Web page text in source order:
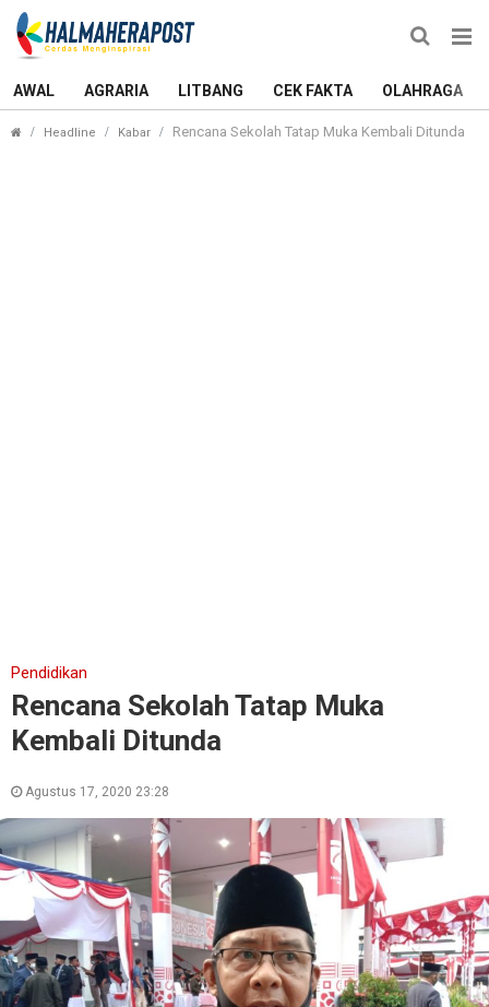
AWAL AGRARIA LITBANG CEK FAKTA OLAHRAGA
Headline Kabar Rencana Sekolah Tatap Muka Kembali Ditunda
Pendidikan
Rencana Sekolah Tatap Muka
Kembali Ditunda
Agustus 17, 2020 23:28